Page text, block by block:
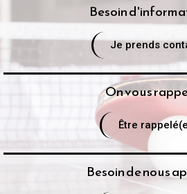
Besoin
Je prends
On vous
Être
Besoin de nous